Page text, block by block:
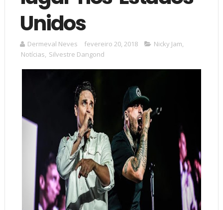
Unidos
Dermeval Neves fevereiro 20, 2018 Nicky Jam,
Notícias, Silvestre Dangond